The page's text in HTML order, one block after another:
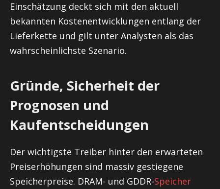
Einschätzung deckt sich mit den aktuell
bekannten Kostenentwicklungen entlang der
Lieferkette und gilt unter Analysten als das
wahrscheinlichste Szenario.
Gründe, Sicherheit der
Prognosen und
Kaufentscheidungen
Der wichtigste Treiber hinter den erwarteten
Preiserhöhungen sind massiv gestiegene
Speicherpreise. DRAM- und GDDR-Speicher